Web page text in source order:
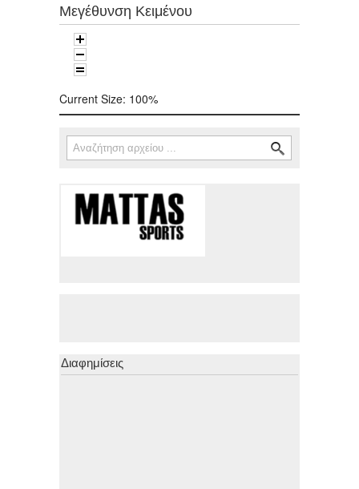
Μεγέθυνση Κειμένου
Current Size: 100%
Φόρμα αναζήτησης
Αναζήτηση
Διαφημίσεις